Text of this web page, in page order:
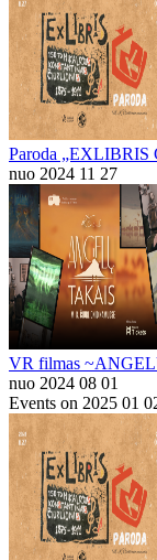
Paroda
nuo 2024 11 27
VR filmas
nuo 2024 08 01
Events on 2025 01